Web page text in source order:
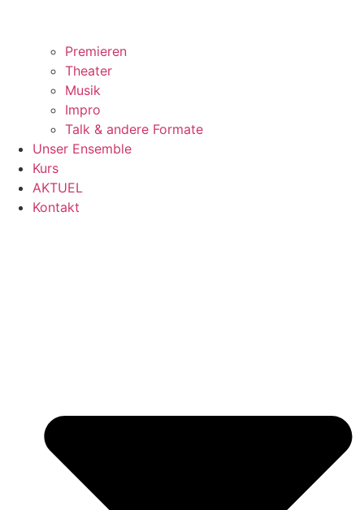
Premieren
Theater
Musik
Impro
Talk & andere Formate
Unser Ensemble
Kurs
AKTUEL
Kontakt